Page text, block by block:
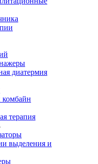
диатермия
комбайн
терапия
выделения и